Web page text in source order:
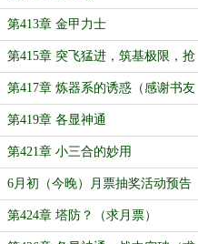
第413章 金甲力士
第415章 突飞猛进，筑基极限，抢
饭
第417章 炼器系的诱惑（感谢书友
20230821175232114）
第419章 各显神通
第421章 小三合的妙用
6月初（今晚）月票抽奖活动预告
第424章 塔防？（求月票）